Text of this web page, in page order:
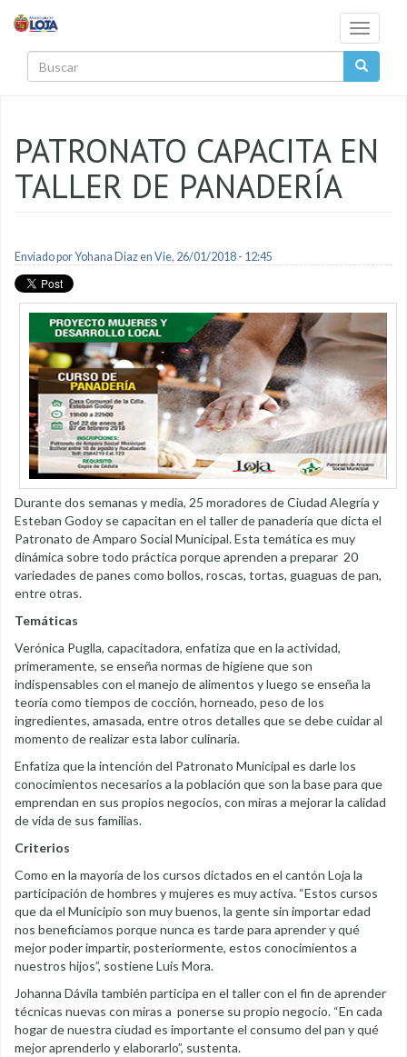
Toggle
PATRONATO CAPACITA EN
TALLER DE PANADERÍA
Enviado porYohana Diazen Vie, 26/01/2018 - 12:45
Durante dos semanas y media, 25 moradores de Ciudad Alegría y
Esteban Godoy se capacitan en el taller de panadería que dicta el
Patronato de Amparo Social Municipal. Esta temática es muy
dinámica sobre todo práctica porque aprenden a preparar 20
variedades de panes como bollos, roscas, tortas, guaguas de pan,
entre otras.
Temáticas
Verónica Puglla, capacitadora, enfatiza que en la actividad,
primeramente, se enseña normas de higiene que son
indispensables con el manejo de alimentos y luego se enseña la
teoría como tiempos de cocción, horneado, peso de los
ingredientes, amasada, entre otros detalles que se debe cuidar al
momento de realizar esta labor culinaria.
Enfatiza que la intención del Patronato Municipal es darle los
conocimientos necesarios a la población que son la base para que
emprendan en sus propios negocios, con miras a mejorar la calidad
de vida de sus familias.
Criterios
Como en la mayoría de los cursos dictados en el cantón Loja la
participación de hombres y mujeres es muy activa. “Estos cursos
que da el Municipio son muy buenos, la gente sin importar edad
nos beneficiamos porque nunca es tarde para aprender y qué
mejor poder impartir, posteriormente, estos conocimientos a
nuestros hijos”, sostiene Luis Mora.
Johanna Dávila también participa en el taller con el fin de aprender
técnicas nuevas con miras a ponerse su propio negocio. “En cada
hogar de nuestra ciudad es importante el consumo del pan y qué
mejor aprenderlo y elaborarlo”, sustenta.